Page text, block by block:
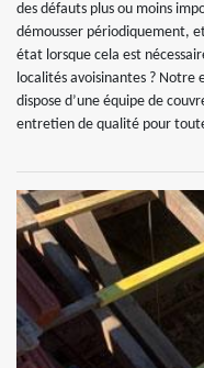
des défauts plus ou moins
démousser périodiquement,
état lorsque cela est
localités avoisinantes ? Notre
dispose d’une équipe de
entretien de qualité pour